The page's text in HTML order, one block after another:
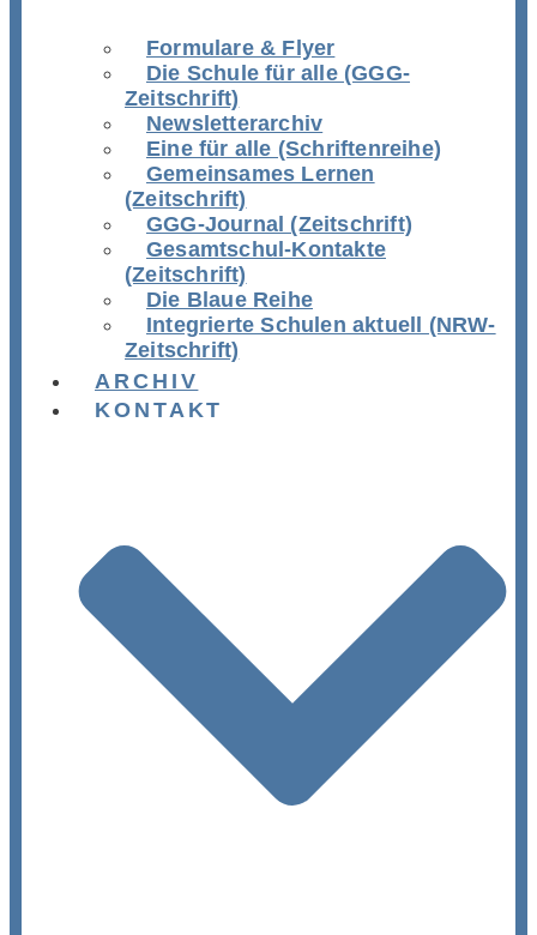
Formulare & Flyer
Die Schule für alle (GGG-
Zeitschrift)
Newsletterarchiv
Eine für alle (Schriftenreihe)
Gemeinsames Lernen
(Zeitschrift)
GGG-Journal (Zeitschrift)
Gesamtschul-Kontakte
(Zeitschrift)
Die Blaue Reihe
Integrierte Schulen aktuell (NRW-
Zeitschrift)
ARCHIV
KONTAKT